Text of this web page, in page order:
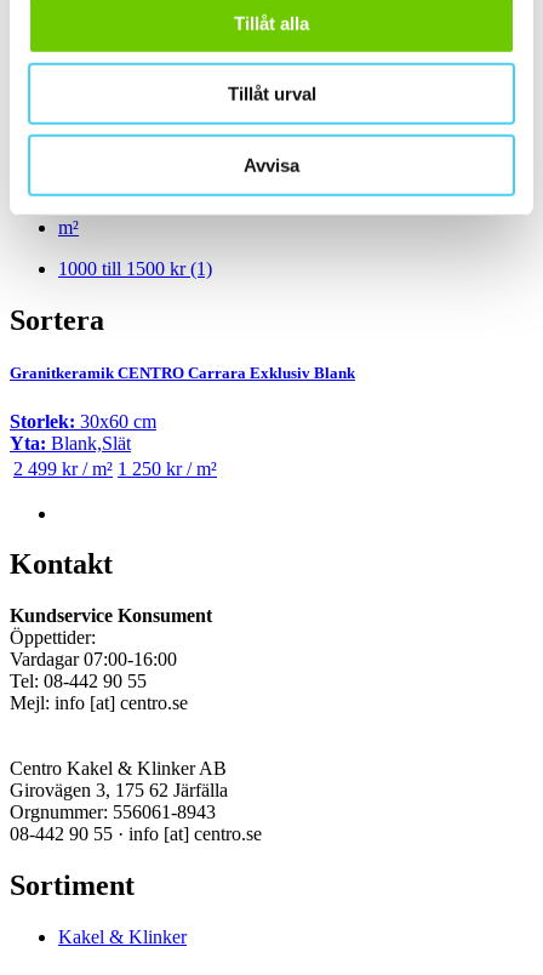
Tillåt alla
Tillåt urval
Avvisa
Välj önskad kant på plattan:
Pris
Välj en eller flera prisgrupper:
m²
1000 till 1500 kr(1)
Sortera
Granitkeramik CENTRO Carrara Exklusiv Blank
Storlek: 30x60 cm
Yta: Blank,Slät
2 499 kr / m² 1 250 kr / m²
Kontakt
Kundservice Konsument
Öppettider:
Vardagar 07:00-16:00
Tel: 08-442 90 55
Mejl: info [at] centro.se
Centro Kakel & Klinker AB
Girovägen 3, 175 62 Järfälla
Orgnummer: 556061-8943
08-442 90 55 · info [at] centro.se
Sortiment
Kakel & Klinker